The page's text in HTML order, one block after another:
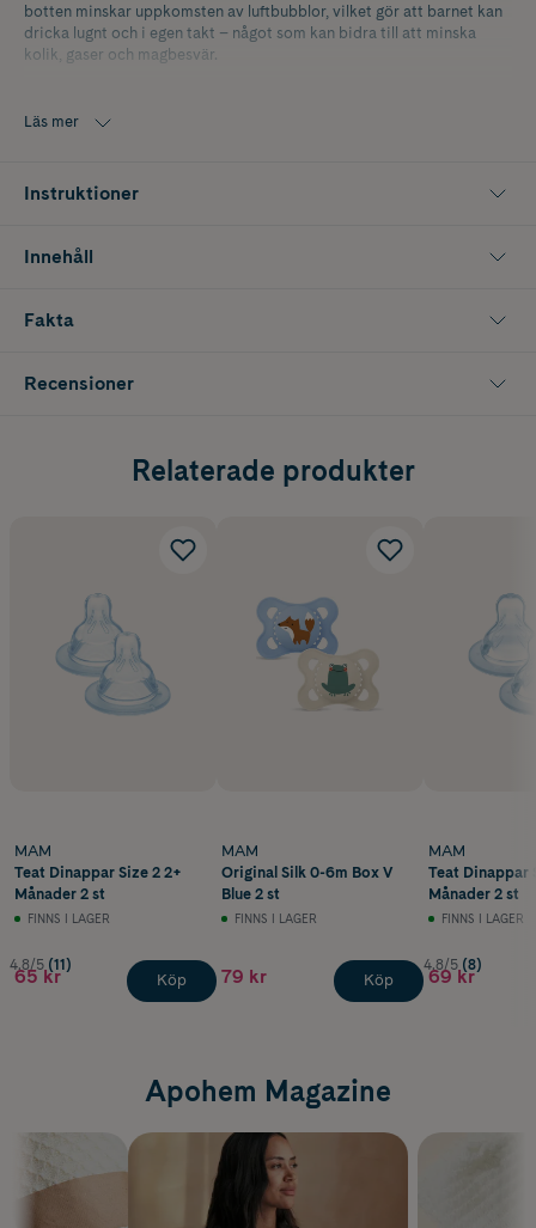
botten minskar uppkomsten av luftbubblor, vilket gör att barnet kan
dricka lugnt och i egen takt – något som kan bidra till att minska
kolik, gaser och magbesvär.
bröstvårta och känns mjuk och naturlig i munnen. Det gör flaskan
utom dinapp och ventil, tillverkade i polypropen kopplad till bio-
alternativ som passar alla barn.
Läs mer
Instruktioner
Innehåll
Fakta
Recensioner
Relaterade produkter
MAM
Teat Dinappar Size 2 2+
Månader 2 st
FINNS I LAGER
4.8/5 (11)
65 kr Köp
MAM
Original Silk 0-6m Box V
Blue 2 st
FINNS I LAGER
79 kr Köp
MAM
Teat Dinappar
Månader 2 st
FINNS I LAGER
4.8/5 (8)
69 kr
Apohem Magazine